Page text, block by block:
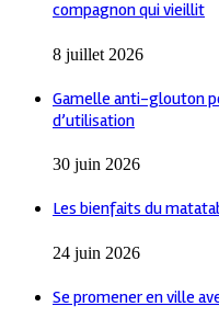
compagnon qui vieillit
8 juillet 2026
Gamelle anti-glouton
d’utilisation
30 juin 2026
Les bienfaits du
24 juin 2026
Se promener en ville